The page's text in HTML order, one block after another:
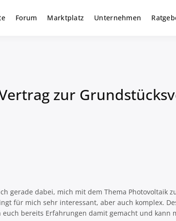
Forum
Nr. 1 Forum für gewerbliche Solar Investments
Forum Marktplatz Unternehmen
zur
gerade dabei, mich mit dem Thema Photovoltaik
für mich sehr interessant, aber auch komplex.
euch bereits Erfahrungen damit gemacht und